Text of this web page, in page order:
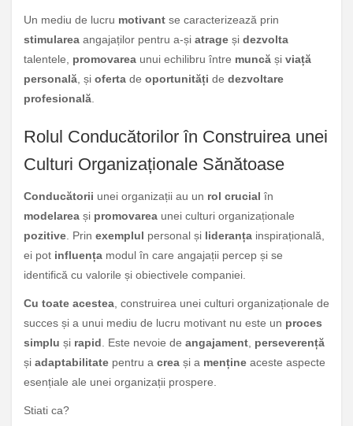
Un mediu de lucru motivant se caracterizează prin
stimularea angajaților pentru a-și atrage și dezvolta
talentele, promovarea unui echilibru între muncă și viață
personală , și oferta de oportunități de dezvoltare
profesională
Rolul Conducătorilor în Construirea unei
Culturi Organizaționale Sănătoase
Conducătorii unei organizații au un rol crucial în
modelarea și promovarea unei culturi organizaționale
pozitive . Prin exemplul personal și lideranța inspirațională,
ei pot influența modul în care angajații percep și se
identifică cu valorile și obiectivele companiei.
Cu toate acestea , construirea unei culturi organizaționale de
succes și a unui mediu de lucru motivant nu este un proces
simplu și rapid . Este nevoie de angajament perseverență
și adaptabilitate pentru a crea și a menține aceste aspecte
esențiale ale unei organizații prospere.
Stiati ca?